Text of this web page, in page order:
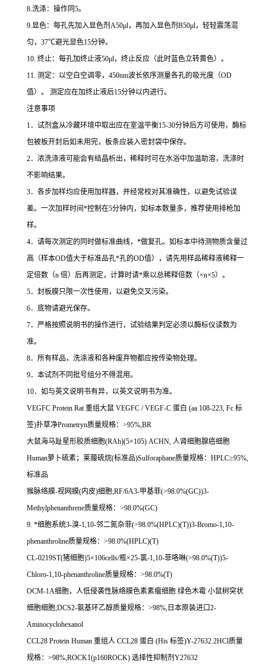
8.洗涤：操作同 5。
9.显色：每孔先加入显色剂 A50μl，再加入显色剂 B50μl，轻轻震荡混
匀， 37℃避光显色15分钟。
10. 终止：每孔加终止液50μl，终止反应（此时蓝色立转黄色）。
11. 测定：以空白空调零， 450nm波长依序测量各孔的吸光度（OD
值）。
测定应在加终止液后15分钟以内进行。
注意事项
1．试剂盒从冷藏环境中取出应在室温平衡15-30分钟后方可使用，酶标
包被板开封后如未用完，板条应装入密封袋中保存。
2．浓洗涤液可能会有结晶析出，稀释时可在水浴中加温助溶，洗涤时
不影响结果。
3．各步加样均应使用加样器，并经常校对其准确性，以避免试验误
差。一次加样时间 *控制在5分钟内，如标本数量多，推荐使用排枪加
样。
4．请每次测定的同时做标准曲线， *做复孔。如标本中待测物质含量过
高（样本OD值大于标准品孔*孔的OD值），请先用样品稀释液稀释一
定倍数（n 倍）后再测定，计算时请*乘以总稀释倍数（×n×5）。
5．封板膜只限一次性使用，以避免交叉污染。
6．底物请避光保存。
7．严格按照说明书的操作进行，试验结果判定必须以酶标仪读数为
准。
8．所有样品，洗涤液和各种废弃物都应按传染物处理。
9．本试剂不同批号组分不得混用。
10．如与英文说明书有异，以英文说明书为准。
VEGFC Protein Rat重组大鼠 VEGFC / VEGF-C 蛋白 (aa 108-223, Fc 标
签)扑草净Prometryn质量规格： >95%,BR
大鼠海马趾星形胶质细胞(RAh)(5×105) ACHN, 人肾细胞腺癌细胞
Human萝卜硫素；莱菔硫烷(标准品)Sulforaphane质量规格： HPLC≥95%,
标准品
猴脉络膜-视网膜(内皮)细胞;RF/6A3-甲基菲(>98.0%(GC))3-
Methylphenanthrene质量规格： >98.0%(GC)
9. *细胞系统3-溴-1,10-邻二氮杂菲(>98.0%(HPLC)(T))3-Bromo-1,10-
phenanthroline质量规格： >98.0%(HPLC)(T)
CL-0219ST(猪细胞)5×106cells/瓶×25-氯-1,10-菲咯啉(>98.0%(T))5-
Chloro-1,10-phenanthroline质量规格： >98.0%(T)
OCM-1A细胞，人低侵袭性脉络膜色素素瘤细胞 绿色木霉 小鼠树突状
细胞细胞;DCS2-氨基环乙醇质量规格： >98%, 日本原装进口2-
Aminocyclohexanol
CCL28 Protein Human 重组人 CCL28 蛋白 (His 标签)Y-27632.2HCl质量
规格： >98%,ROCK1(p160ROCK) 选择性抑制剂 Y27632